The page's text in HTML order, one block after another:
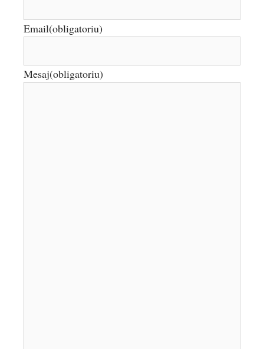
Email(obligatoriu)
Mesaj(obligatoriu)